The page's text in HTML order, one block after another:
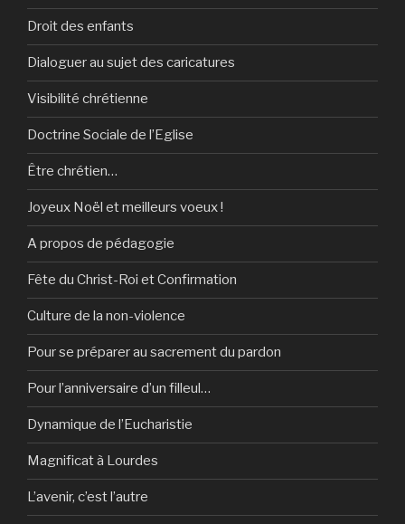
Droit des enfants
Dialoguer au sujet des caricatures
Visibilité chrétienne
Doctrine Sociale de l’Eglise
Être chrétien…
Joyeux Noël et meilleurs voeux !
A propos de pédagogie
Fête du Christ-Roi et Confirmation
Culture de la non-violence
Pour se préparer au sacrement du pardon
Pour l’anniversaire d’un filleul…
Dynamique de l’Eucharistie
Magnificat à Lourdes
L’avenir, c’est l’autre